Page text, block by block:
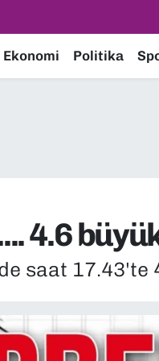
Ekonomi Politika
4.6
saat